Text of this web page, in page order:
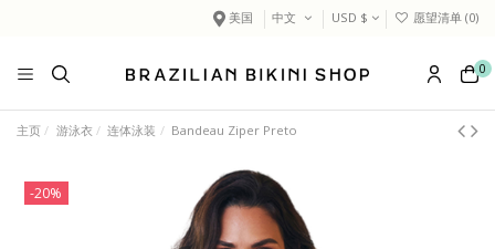
美国 中文 USD $ 愿望清单 (0)
0
主页 游泳衣 连体泳装 Bandeau Ziper Preto
-20%